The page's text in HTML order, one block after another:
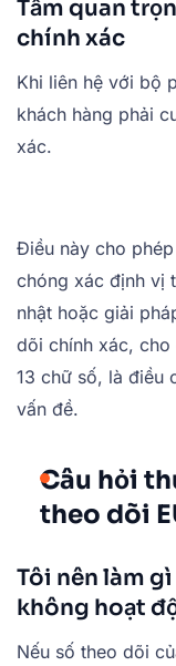
Tầm quan
chính xác
Khi liên hệ với bộ
khách hàng phải
xác.
Điều này cho
chóng xác định vị
nhật hoặc giải
dõi chính xác,
13 chữ số, là điều
vấn đề.
Câu hỏi
theo dõi
Tôi nên làm
không hoạt
Nếu số theo dõi